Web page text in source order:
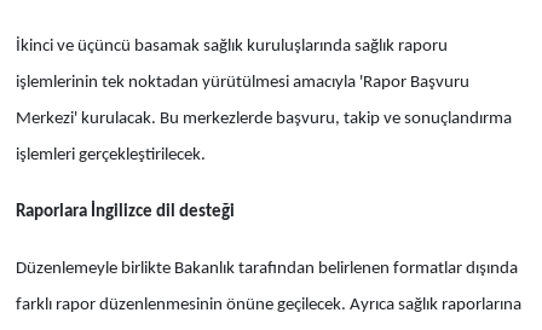
İkinci ve üçüncü basamak sağlık kuruluşlarında sağlık raporu
işlemlerinin tek noktadan yürütülmesi amacıyla 'Rapor Başvuru
Merkezi' kurulacak. Bu merkezlerde başvuru, takip ve sonuçlandırma
işlemleri gerçekleştirilecek.
Raporlara İngilizce dil desteği
Düzenlemeyle birlikte Bakanlık tarafından belirlenen formatlar dışında
farklı rapor düzenlenmesinin önüne geçilecek. Ayrıca sağlık raporlarına